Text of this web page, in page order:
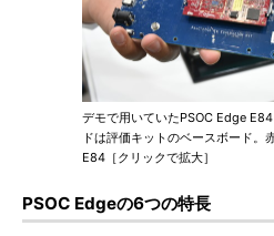
デモで用いていたPSOC Edge
ドは評価キットのベースボード。
E84［クリックで拡大］
PSOC Edgeの6つの特長